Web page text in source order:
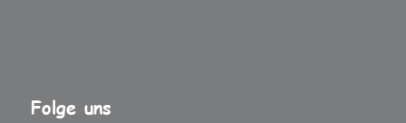
Folge uns